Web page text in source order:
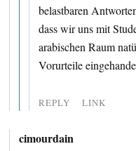
belastbaren
dass wir uns mit
arabischen Raum
Vorurteile
REPLY LINK
cimourdain